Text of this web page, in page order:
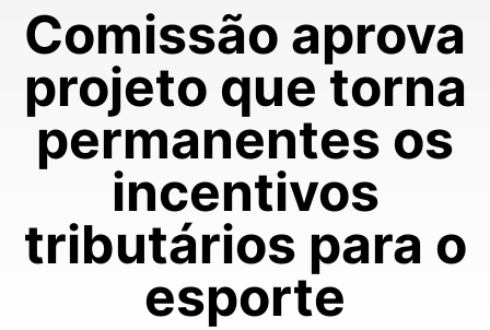
Comissão aprova
projeto que torna
permanentes os
incentivos
tributários para o
esporte